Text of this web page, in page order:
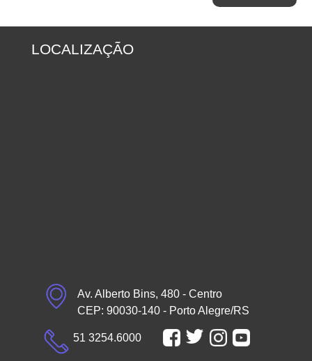
LOCALIZAÇÃO
Av. Alberto Bins, 480 - Centro
CEP: 90030-140 - Porto Alegre/RS
51 3254.6000